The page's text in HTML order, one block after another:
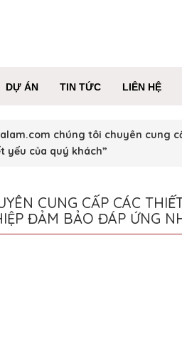
DỰ ÁN TIN TỨC LIÊN HỆ
chúng tôi chuyên cung
yếu của quý khách”
CUNG CẤP CÁC
ĐẢM BẢO ĐÁP ỨNG